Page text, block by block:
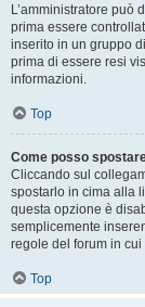
L’amministratore può
prima essere
inserito in un gruppo
prima di essere resi
informazioni.
Top
Come posso
Cliccando sul
spostarlo in cima alla
questa opzione è
semplicemente
regole del forum in cui
Top